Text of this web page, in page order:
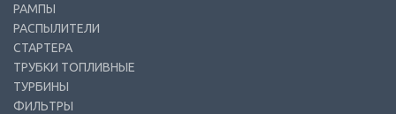
РАМПЫ
РАСПЫЛИТЕЛИ
СТАРТЕРА
ТРУБКИ ТОПЛИВНЫЕ
ТУРБИНЫ
ФИЛЬТРЫ